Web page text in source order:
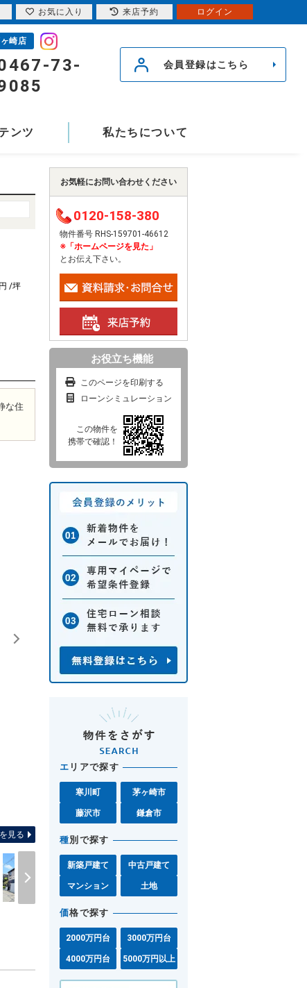
崎店
73-
会員登録はこちら
ンツ 私たちについて
/坪
な住
見る
お気軽にお問い合わせください
0120-158-380
物件番号 RHS-159701-46612
※「ホームページを見た」
とお伝え下さい。
お役立ち機能
このページを印刷する
ローンシミュレーション
この物件を
携帯で確認！
エ リアで探す
寒川町 茅ヶ崎市
藤沢市 鎌倉市
種別で探す
新築戸建て 中古戸建て
マンション 土地
価格で探す
2000万円台 3000万円台
4000万円台 5000万円以上
お気に入り 来店予約 ログイン